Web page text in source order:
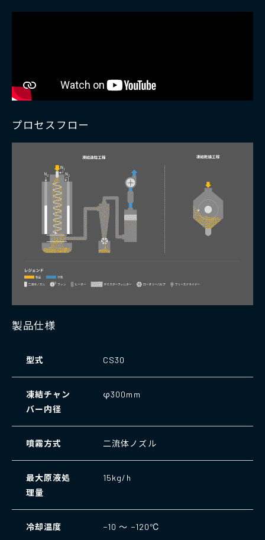
プロセスフロー
製品仕様
型式 CS30
凍結チャン
バー内径
φ300mm
噴霧方式 二流体ノズル
最大原液処
理量
15kg/h
冷却温度 −10 ～ −120℃